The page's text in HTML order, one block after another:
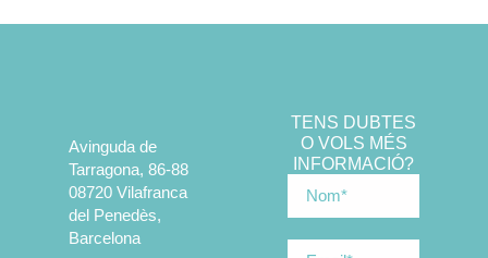
Avinguda de
Tarragona, 86-88
08720 Vilafranca
del Penedès,
Barcelona
TENS DUBTES
O VOLS MÉS
INFORMACIÓ?